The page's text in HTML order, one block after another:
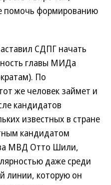
помочь формированию
СДПГ начать
главы МИДа
По
же человек займет и
кандидатов
известных в стране
кандидатом
МВД Отто Шили,
даже среди
линии, которую он